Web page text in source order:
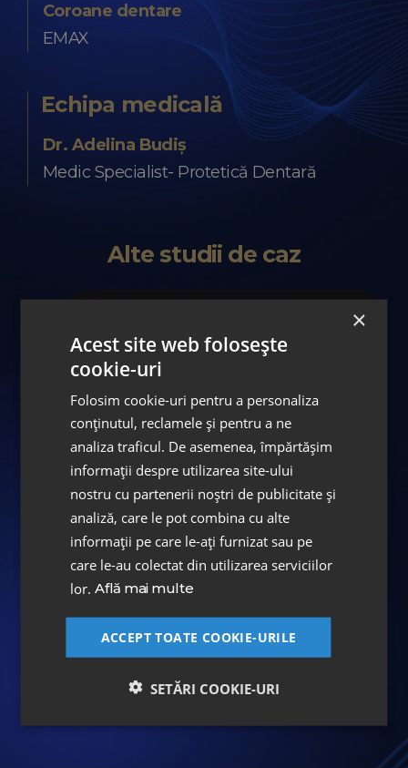
Coroane dentare
EMAX
Echipa medicală
Dr. Adelina Budiș
Medic Specialist- Protetică Dentară
Alte studii de caz
Oana Taban - Fațete și coroane
dentare PREMIUM
Citește mai mult
transparent
×
Acest site web folosește
cookie-uri
Folosim cookie-uri pentru a personaliza
conținutul, reclamele și pentru a ne
analiza traficul. De asemenea, împărtășim
informații despre utilizarea site-ului
nostru cu partenerii noștri de publicitate și
analiză, care le pot combina cu alte
informații pe care le-ați furnizat sau pe
care le-au colectat din utilizarea serviciilor
lor.Află mai multe
ACCEPT TOATE COOKIE-URILE
SETĂRI COOKIE-URI